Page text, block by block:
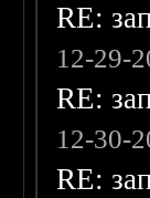
RE:
12-29-
RE:
12-30-
RE: